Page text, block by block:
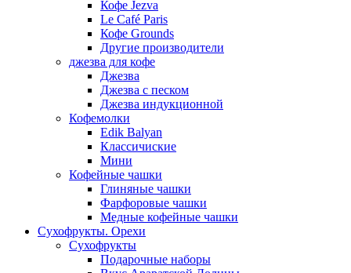
Кофе Jezva
Le Café Paris
Кофе Grounds
Другие производители
джезва для кофе
Джезва
Джезва с песком
Джезва индукционной
Кофемолки
Edik Balyan
Классичиские
Мини
Кофейные чашки
Глиняные чашки
Фарфоровые чашки
Медные кофейные чашки
Сухофрукты. Орехи
Сухофрукты
Подарочные наборы